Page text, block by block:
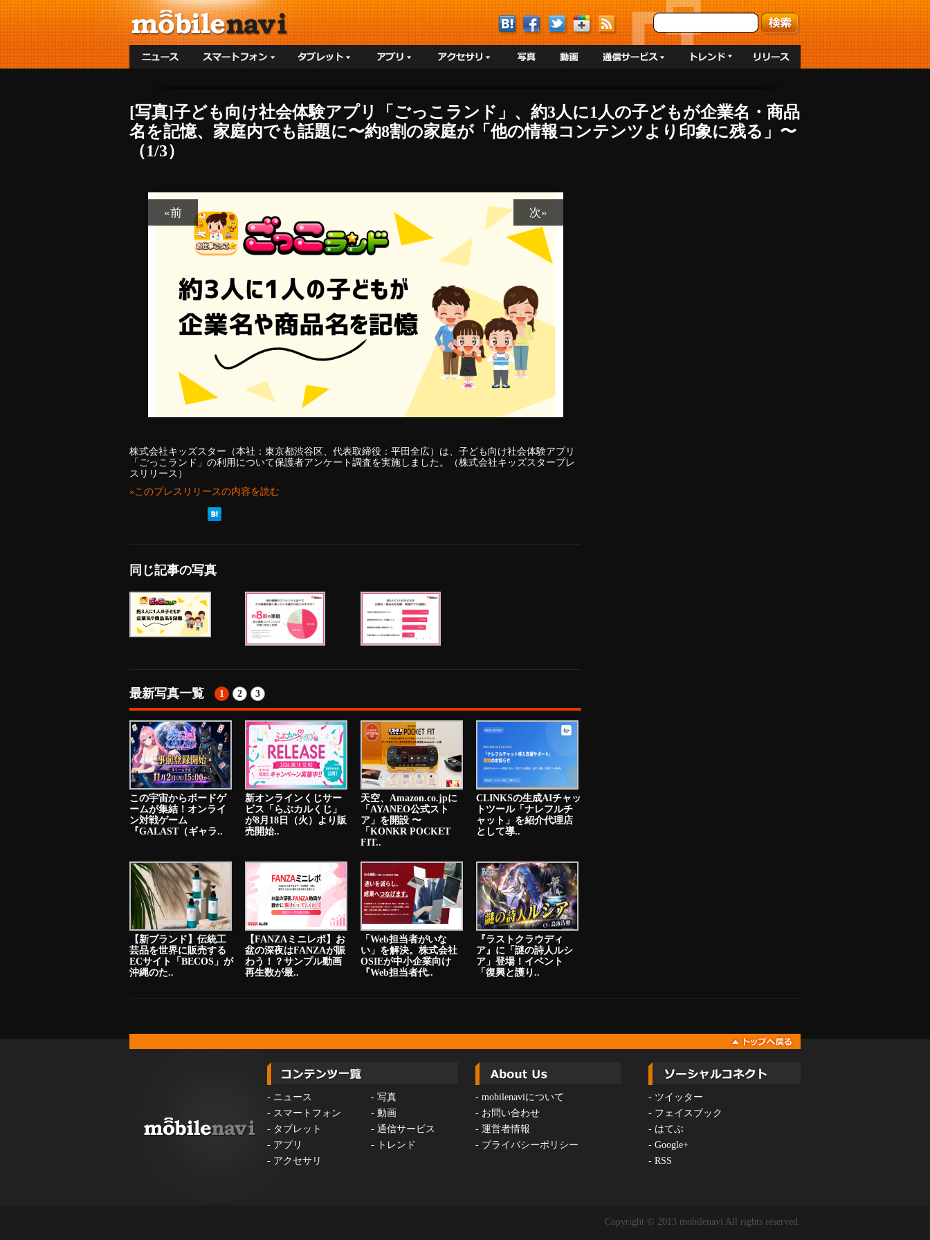
[写真]子ども向け社会体験アプリ「ごっこランド」、約3人に1人の子どもが企業名・商品
名を記憶、家庭内でも話題に〜約8割の家庭が「他の情報コンテンツより印象に残る」〜
（1/3）
«前 次»
株式会社キッズスター（本社：東京都渋谷区、代表取締役：平田全広）は、子ども向け社会体験アプリ
「ごっこランド」の利用について保護者アンケート調査を実施しました。（株式会社キッズスタープレ
スリリース）
»このプレスリリースの内容を読む
同じ記事の写真
最新写真一覧 1 2 3
この宇宙からボードゲ
ームが集結！オンライ
ン対戦ゲーム
『GALAST（ギャラ..
新オンラインくじサー
ビス「らぶカルくじ」
が8月18日（火）より販
売開始..
天空、Amazon.co.jpに
「AYANEO公式スト
ア」を開設 〜
「KONKR POCKET
FIT..
CLINKSの生成AIチャッ
トツール「ナレフルチ
ャット」を紹介代理店
として導..
【新ブランド】伝統工
芸品を世界に販売する
ECサイト「BECOS」が
沖縄のた..
【FANZAミニレポ】お
盆の深夜はFANZAが賑
わう！？サンプル動画
再生数が最..
「Web担当者がいな
い」を解決。株式会社
OSIEが中小企業向け
『Web担当者代..
『ラストクラウディ
ア』に「謎の詩人ルシ
ア」登場！イベント
「復興と護り..
- ニュース - 写真
- スマートフォン - 動画
- タブレット - 通信サービス
- アプリ -
トレンド
- アクセサリ
- mobilenaviについて
- お問い合わせ
- 運営者情報
- プライバシーポリシー
- ツイッター
- フェイスブック
- はてぶ
- Google+
- RSS
Copyright © 2013 mobilenavi All rights reserved.